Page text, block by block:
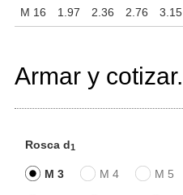
M 16 1.97 2.36 2.76 3.15
Armar y cotizar.
Rosca d1
M 3 M 4 M 5